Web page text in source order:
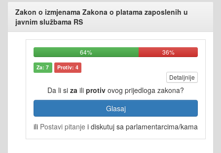
Zakon o izmjenama Zakona o platama zaposlenih u
javnim službama RS
64% 36%
Za: 7 Protiv: 4
Detaljnije
Da li si za ili protiv ovog prijedloga zakona?
Glasaj
ili Postavi pitanje i diskutuj sa parlamentarcima/kama